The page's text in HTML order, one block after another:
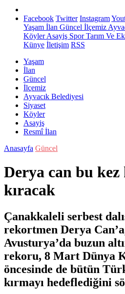
Facebook Twitter Instagram
Yaşam İlan Güncel İlçemiz
KöylerAsayiş SporTarım Ve
Künye İletişim RSS
Yaşam
İlan
Güncel
İlçemiz
Ayvacık Belediyesi
Siyaset
Köyler
Asayiş
Resmî İlan
Anasayfa Güncel
Derya can bu
kıracak
Çanakkaleli serbest
rekortmen Derya
Avusturya’da buzun
rekoru, 8 Mart Dünya
öncesinde de bütün
kırmayı hedeflediğini